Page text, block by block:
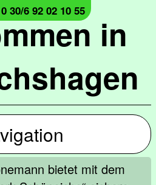
in
30/6 92 02 10 55
bietet mit dem